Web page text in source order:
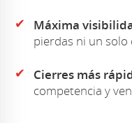
✔ Máxima
pierdas ni un solo
✔ Cierres más
competencia y